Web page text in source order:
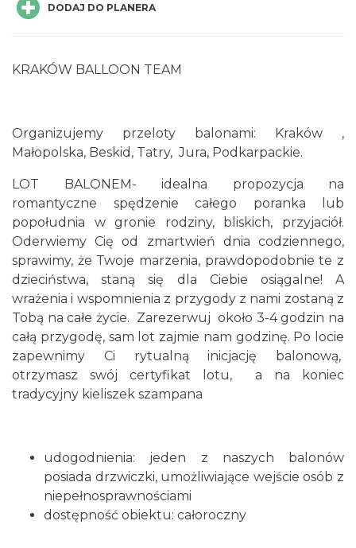
DODAJ DO PLANERA
KRAKÓW BALLOON TEAM
Organizujemy przeloty balonami: Kraków ,
Małopolska, Beskid, Tatry, Jura, Podkarpackie.
LOT BALONEM- idealna propozycja na
romantyczne spędzenie całego poranka lub
popołudnia w gronie rodziny, bliskich, przyjaciół.
Oderwiemy Cię od zmartwień dnia codziennego,
sprawimy, że Twoje marzenia, prawdopodobnie te z
dzieciństwa, staną się dla Ciebie osiągalne! A
wrażenia i wspomnienia z przygody z nami zostaną z
Tobą na całe życie. Zarezerwuj około 3-4 godzin na
całą przygodę, sam lot zajmie nam godzinę. Po locie
zapewnimy Ci rytualną inicjację balonową,
otrzymasz swój certyfikat lotu, a na koniec
tradycyjny kieliszek szampana
udogodnienia: jeden z naszych balonów
posiada drzwiczki, umożliwiające wejście osób z
niepełnosprawnościami
dostępność obiektu: całoroczny